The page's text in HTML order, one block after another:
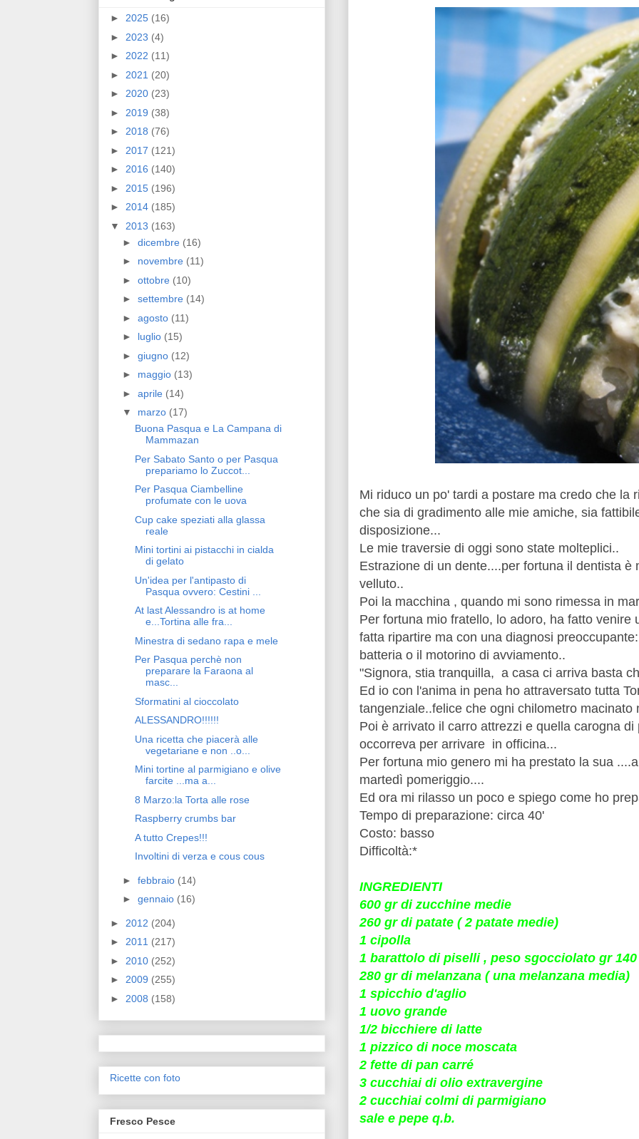
Mi riduco un po' tardi a postare ma credo che la
che sia di gradimento alle mie amiche, sia
disposizione...
Le mie traversie di oggi sono state molteplici..
Estrazione di un dente....per fortuna il dentista è
velluto..
Poi la macchina , quando mi sono rimessa in
Per fortuna mio fratello, lo adoro, ha fatto venire
fatta ripartire ma con una diagnosi
batteria o il motorino di avviamento..
"Signora, stia tranquilla, a casa ci arriva basta
Ed io con l'anima in pena ho attraversato tutta
tangenziale..felice che ogni chilometro macinato
Poi è arrivato il carro attrezzi e quella carogna
occorreva per arrivare in officina...
Per fortuna mio genero mi ha prestato la sua
martedì pomeriggio....
Ed ora mi rilasso un poco e spiego come ho
Tempo di preparazione: circa 40'
Costo: basso
Difficoltà:*
INGREDIENTI
600 gr di zucchine medie
260 gr di patate ( 2 patate medie)
1 cipolla
1 barattolo di piselli , peso sgocciolato gr 140
280 gr di melanzana ( una melanzana media)
1 spicchio d'aglio
1 uovo grande
1/2 bicchiere di latte
1 pizzico di noce moscata
2 fette di pan carré
3 cucchiai di olio extravergine
2 cucchiai colmi di parmigiano
sale e pepe q.b.
► 2025 (16)
► 2023 (4)
► 2022 (11)
► 2021 (20)
► 2020 (23)
► 2019 (38)
► 2018 (76)
► 2017 (121)
► 2016 (140)
► 2015 (196)
► 2014 (185)
▼ 2013 (163)
► dicembre (16)
► novembre (11)
► ottobre (10)
► settembre (14)
► agosto (11)
► luglio (15)
► giugno (12)
► maggio (13)
► aprile (14)
▼ marzo (17)
Buona Pasqua e La Campana di
Mammazan
Per Sabato Santo o per Pasqua
prepariamo lo Zuccot...
Per Pasqua Ciambelline
profumate con le uova
Cup cake speziati alla glassa
reale
Mini tortini ai pistacchi in cialda
di gelato
Un'idea per l'antipasto di
Pasqua ovvero: Cestini ...
At last Alessandro is at home
e...Tortina alle fra...
Minestra di sedano rapa e mele
Per Pasqua perchè non
preparare la Faraona al
masc...
Sformatini al cioccolato
ALESSANDRO!!!!!!
Una ricetta che piacerà alle
vegetariane e non ..o...
Mini tortine al parmigiano e olive
farcite ...ma a...
8 Marzo:la Torta alle rose
Raspberry crumbs bar
A tutto Crepes!!!
Involtini di verza e cous cous
► febbraio (14)
► gennaio (16)
► 2012 (204)
► 2011 (217)
► 2010 (252)
► 2009 (255)
► 2008 (158)
Ricette con foto
Fresco Pesce